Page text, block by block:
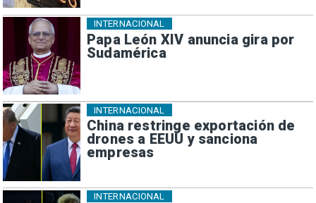
Papa León XIV anuncia gira por
Sudamérica
INTERNACIONAL
China restringe exportación de
drones a EEUU y sanciona
empresas
INTERNACIONAL
INTERNACIONAL